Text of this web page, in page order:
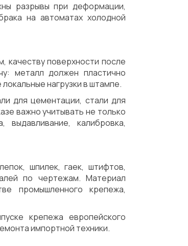
разрывы при деформации,
на автоматах холодной
качеству поверхности после
металл должен пластично
нагрузки в штампе.
для цементации, стали для
важно учитывать не только
калибровка,
шпилек, гаек, штифтов,
по чертежам. Материал
промышленного крепежа,
крепежа европейского
импортной техники.